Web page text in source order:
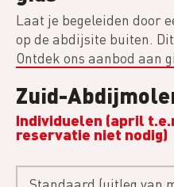
Laat je begeleiden door
op de abdijsite buiten.
Ontdek ons aanbod aan
Zuid-
Individuelen (april
reservatie niet nodig)